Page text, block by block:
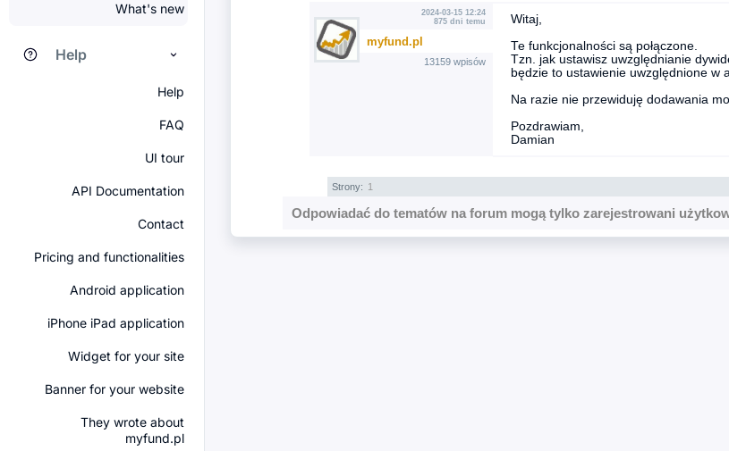
What's new
Help
Help
FAQ
UI tour
API Documentation
Contact
Pricing and functionalities
Android application
iPhone iPad application
Widget for your site
Banner for your website
They wrote about
myfund.pl
2024-03-15 12:24
875 dni temu
myfund.pl
13159 wpisów
Witaj,
Te funkcjonalności są połączone.
Tzn. jak ustawisz uwzględnianie
będzie to ustawienie uwzględnione w
Na razie nie przewiduję dodawania
Pozdrawiam,
Damian
Strony: 1
Odpowiadać do tematów na forum mogą tylko zarejestrowani